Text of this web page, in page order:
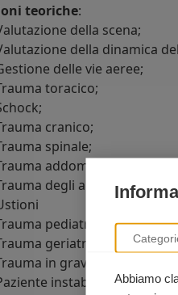
teoriche:
della scena;
della dinamica
delle vie aeree;
toracico;
cranico;
spinale;
addominale;
degli arti;
pediatrico;
geriatrico;
in gravidanza;
instabile;
Abbiamo